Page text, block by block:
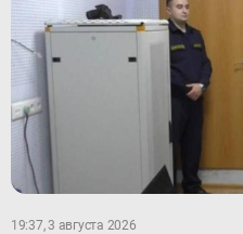
19:37, 3 августа 2026